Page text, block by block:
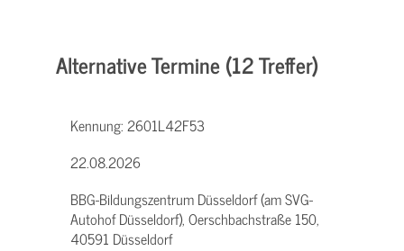
Alternative Termine (12 Treffer)
Kennung:2601L42F53
22.08.2026
BBG-Bildungszentrum Düsseldorf (am SVG-
Autohof Düsseldorf), Oerschbachstraße 150,
40591 Düsseldorf